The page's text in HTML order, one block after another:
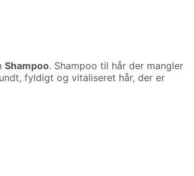
Shampoo. Shampoo til hår der mangler
fyldigt og vitaliseret hår, der er